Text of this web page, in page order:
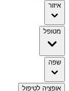
איזור
מטופל
שפה
אופציה לטיפול